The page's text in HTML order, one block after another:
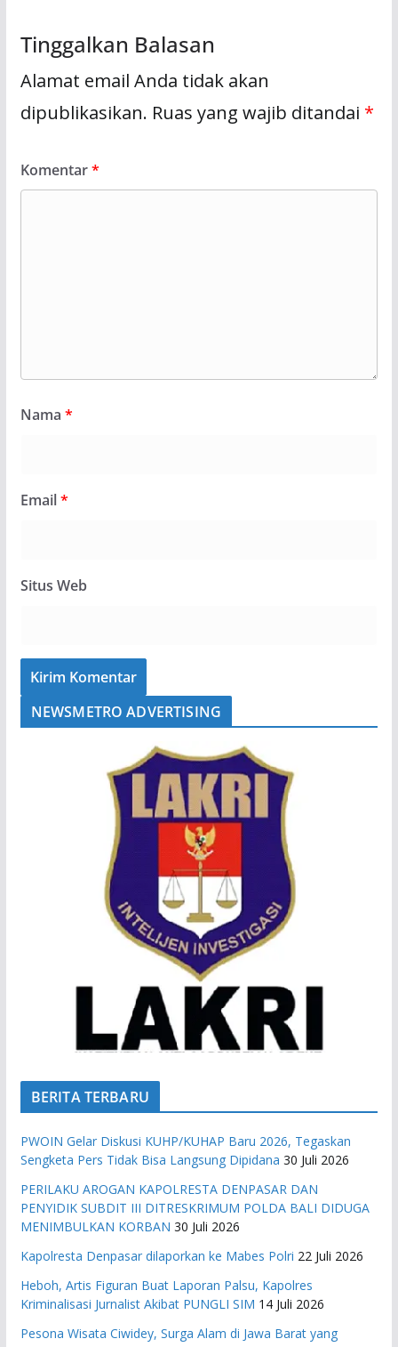
Tinggalkan Balasan
Alamat email Anda tidak akan
dipublikasikan. Ruas yang wajib ditandai *
Komentar*
Nama *
Email*
Situs Web
NEWSMETRO ADVERTISING
BERITA TERBARU
PWOIN Gelar Diskusi KUHP/KUHAP Baru 2026, Tegaskan
Sengketa Pers Tidak Bisa Langsung Dipidana 30 Juli 2026
PERILAKU AROGAN KAPOLRESTA DENPASAR DAN
PENYIDIK SUBDIT III DITRESKRIMUM POLDA BALI DIDUGA
MENIMBULKAN KORBAN 30 Juli 2026
Kapolresta Denpasar dilaporkan ke Mabes Polri 22 Juli 2026
Heboh, Artis Figuran Buat Laporan Palsu, Kapolres
Kriminalisasi Jurnalist Akibat PUNGLI SIM 14 Juli 2026
Pesona Wisata Ciwidey, Surga Alam di Jawa Barat yang